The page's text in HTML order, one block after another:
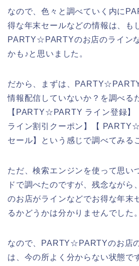
なので、色々と調べていく内に
得な年末セールなどの情報は、も
PARTY☆PARTYのお店のライン
かも♪と思いました。
だから、まずは、
情報配信していないか？を調べる
【PARTY☆PARTY ライン登録
ライン割引クーポン】【
セール】という感じで調べてみる
ただ、検索エンジンを使って思い
ドで調べたのですが、残念なが
のお店がラインなどでお得な年末
るかどうかは分かりませんでした。
なので、PARTY☆PARTYのお店
は、今の所よく分からない状態で